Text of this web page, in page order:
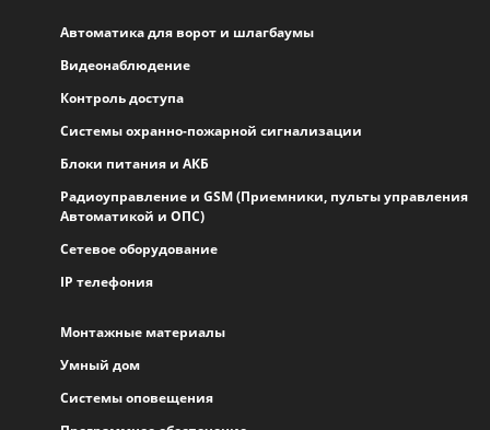
Автоматика для ворот и шлагбаумы
Видеонаблюдение
Контроль доступа
Системы охранно-пожарной сигнализации
Блоки питания и АКБ
Радиоуправление и GSM (Приемники, пульты управления
Автоматикой и ОПС)
Сетевое оборудование
IP телефония
Монтажные материалы
Умный дом
Системы оповещения